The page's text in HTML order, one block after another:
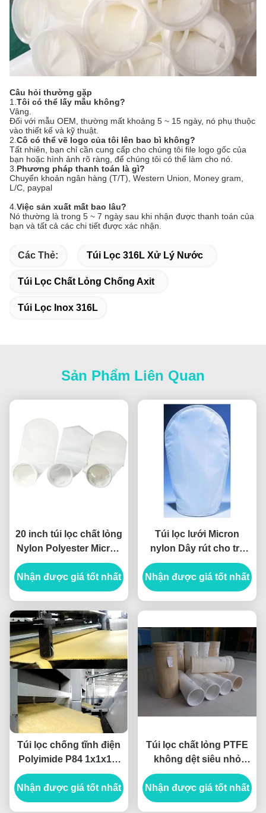
Câu hỏi thường gặp
1. Tôi có thể lấy mẫu không?
Vâng.
Đối với mẫu OEM, thường mất khoảng 5 ~ 15 ngày, nó phụ thuộc
vào thiết kế và kỹ thuật.
2. Cô có thể vẽ logo của tôi lên bao bì không?
Tất nhiên, bạn chỉ cần cung cấp cho chúng tôi file logo gốc của
bạn hoặc hình ảnh rõ ràng, để chúng tôi có thể làm cho nó.
3. Phương pháp thanh toán là gì?
Chuyển khoản ngân hàng (T/T), Western Union, Money gram,
L/C, paypal
4. Việc sản xuất mất bao lâu?
Nó thường là trong 5 ~ 7 ngày sau khi nhận được thanh toán của
bạn và tất cả các chi tiết được xác nhận.
Các Thẻ: Túi Lọc 316L Xử Lý Nước
Túi Lọc Chất Lỏng Chống Axit
Túi Lọc Inox 316L
Sản Phẩm Liên Quan
20 inch túi lọc chất lỏng
Nylon Polyester Micron
Mesh Bag
Nhận được giá tốt nhất
Túi lọc lưới Micron
nylon Dây rút cho trà
sữa hạt cà phê
Nhận được giá tốt nhất
Túi lọc chống tĩnh điện
Polyimide P84 1x1x1m
với sợi PTFE
Nhận được giá tốt nhất
Túi lọc chất lỏng PTFE
không dệt siêu nhỏ
chống kiềm chống axit
Nhận được giá tốt nhất